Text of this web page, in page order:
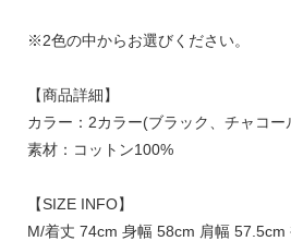
※2色の中からお選びください。
【商品詳細】
カラー：2カラー(ブラック、チャコー
素材：コットン100%
【SIZE INFO】
M/着丈 74cm 身幅 58cm 肩幅 57.5cm